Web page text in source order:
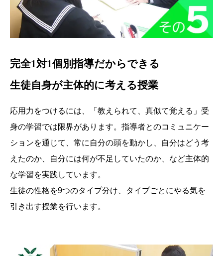
完全1対1個別指導だからできる
生徒自身が主体的に考える授業
応用力をつけるには、「教えられて、真似て覚える」受
身の学習では限界があります。指導者とのコミュニケー
ションを通じて、常に自分の頭を動かし、自分はどう考
えたのか、自分には何が不足していたのか、など主体的
な学習を実践しています。
生徒の性格を9つのタイプ分け、タイプごとにやる気を
引き出す授業を行います。